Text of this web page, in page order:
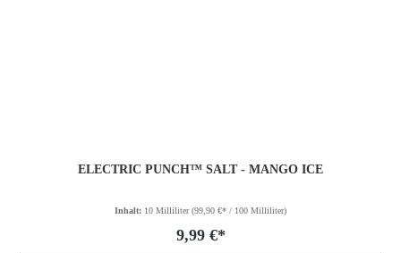
ELECTRIC PUNCH™ SALT - MANGO ICE
Inhalt: 10 Milliliter(99,90 €* / 100 Milliliter)
9,99 €*